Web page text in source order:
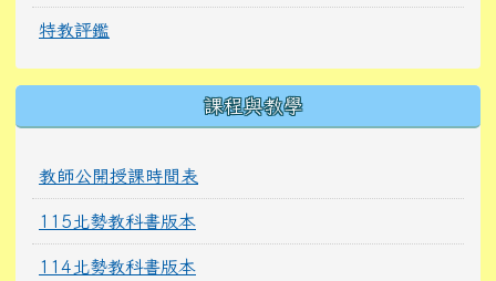
特教評鑑
課程與教學
教師公開授課時間表
115北勢教科書版本
114北勢教科書版本